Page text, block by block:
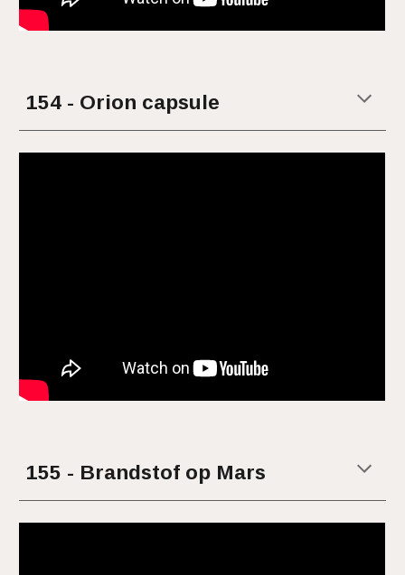
154 - Orion capsule
155 - Brandstof op Mars